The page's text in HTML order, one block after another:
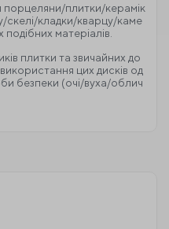
порцеляни/плитки/керамік
скелі/кладки/кварцу/каме
матеріалів.
плитки та звичайних до
цих дисків од
безпеки (очі/вуха/облич